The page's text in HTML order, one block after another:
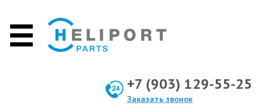
+7 (903) 129-55-25
Заказать звонок